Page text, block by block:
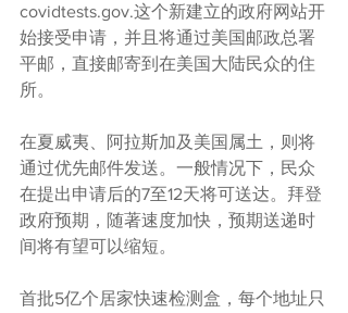
covidtests.gov.这个新建立的政府网站开
始接受申请，并且将通过美国邮政总署
平邮，直接邮寄到在美国大陆民众的住
所。
在夏威夷、阿拉斯加及美国属土，则将
通过优先邮件发送。一般情况下，民众
在提出申请后的7至12天将可送达。拜登
政府预期，随著速度加快，预期送递时
间将有望可以缩短。
首批5亿个居家快速检测盒，每个地址只